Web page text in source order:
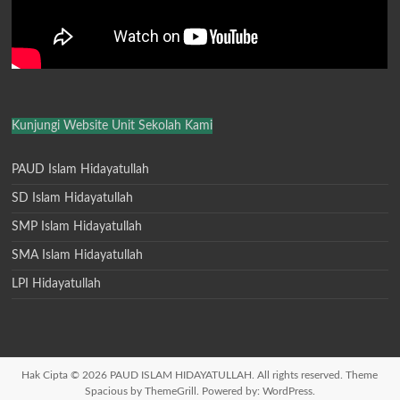
Kunjungi Website Unit Sekolah Kami
PAUD Islam Hidayatullah
SD Islam Hidayatullah
SMP Islam Hidayatullah
SMA Islam Hidayatullah
LPI Hidayatullah
Hak Cipta © 2026 PAUD ISLAM HIDAYATULLAH . All rights reserved. Theme
Spaciousby ThemeGrill. Powered by: WordPress.